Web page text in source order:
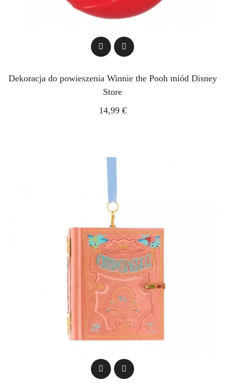
Dekoracja do powieszenia Winnie the Pooh miód Disney
Store
14,99 €